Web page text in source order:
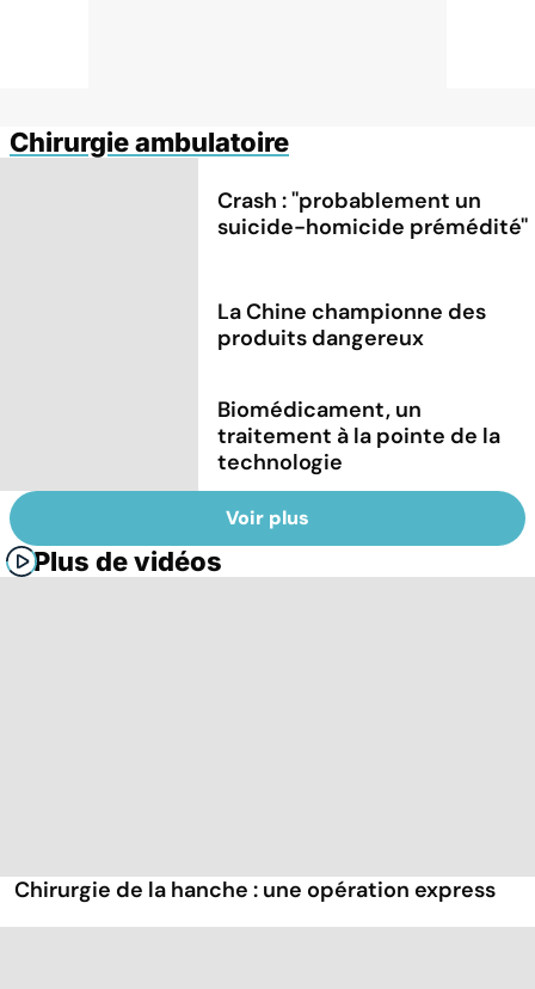
Chirurgie ambulatoire
Crash : ''probablement un
suicide-homicide prémédité''
La Chine championne des
produits dangereux
Biomédicament, un
traitement à la pointe de la
technologie
Voir plus
Plus de vidéos
Chirurgie de la hanche : une opération express